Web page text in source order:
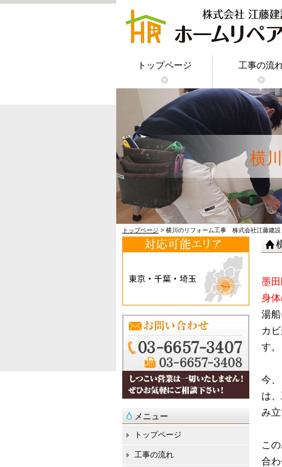
トップページ 工事の流
横
トップページ > 横川のリフォーム工事 株式会社江藤建設
墨
身
湯
カ
す。
今
は
み
こ
合
メニュー
トップページ
工事の流れ